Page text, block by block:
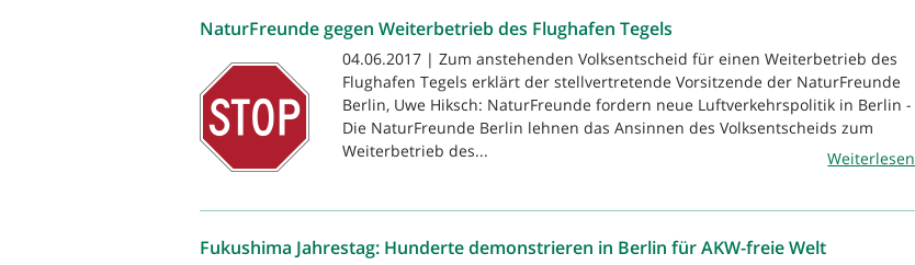
NaturFreunde gegen Weiterbetrieb des Flughafen Tegels
04.06.2017 | Zum anstehenden Volksentscheid für einen Weiterbetrieb des
Flughafen Tegels erklärt der stellvertretende Vorsitzende der NaturFreunde
Berlin, Uwe Hiksch: NaturFreunde fordern neue Luftverkehrspolitik in Berlin -
Die NaturFreunde Berlin lehnen das Ansinnen des Volksentscheids zum
Weiterbetrieb des...
Weiterlesen
Fukushima Jahrestag: Hunderte demonstrieren in Berlin für AKW-freie Welt